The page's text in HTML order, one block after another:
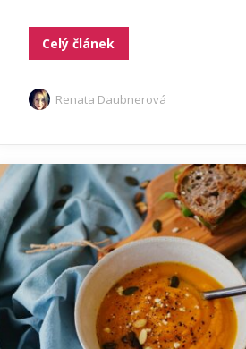
Celý článek
Renata Daubnerová